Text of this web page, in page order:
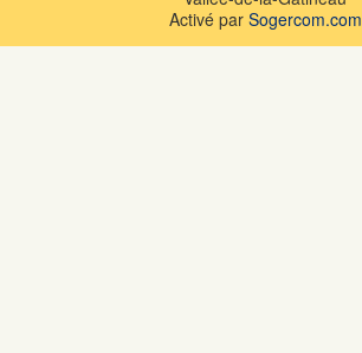
Activé par Sogercom.com